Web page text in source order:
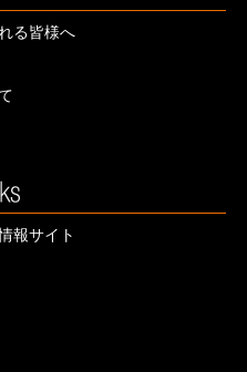
る皆様へ
報サイト